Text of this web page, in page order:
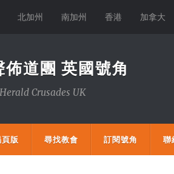
北加州 南加州 香港 加拿大
道團 英國號角
Crusades UK
版 尋找教會 訂閱號角 聯